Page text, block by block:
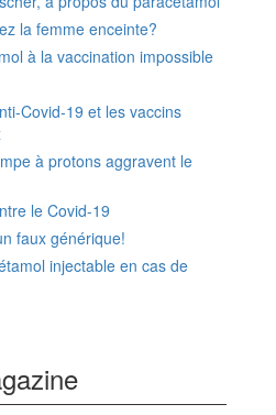
la femme enceinte?
à la vaccination impossible
Covid-19 et les vaccins
à protons aggravent le
le Covid-19
faux générique!
injectable en cas de